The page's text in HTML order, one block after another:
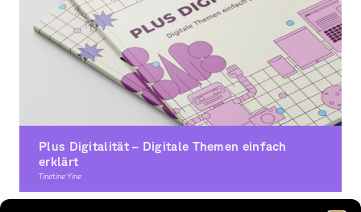
Plus Digitalität – Digitale Themen einfach
erklärt
Tingting Ying